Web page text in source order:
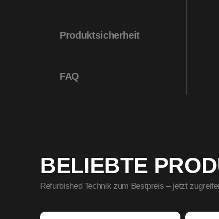
Produktsicherheit
FAQ
BELIEBTE
Refurbished Technik zum Bestpreis – jetzt